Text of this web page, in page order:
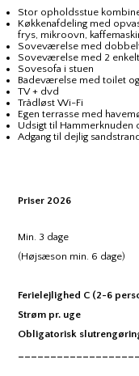
Stor opholdsstue
Køkkenafdeling med
frys, mikroovn,
Soveværelse med
Soveværelse med 2
Sovesofa i stuen
Badeværelse med toilet
TV + dvd
Trådløst Wi-Fi
Egen terrasse med
Udsigt til Hammerknuden
Adgang til dejlig
Priser 2026
Min. 3 dage
(Højsæson min. 6 dage)
Ferielejlighed C (2-6
Strøm pr. uge
Obligatorisk